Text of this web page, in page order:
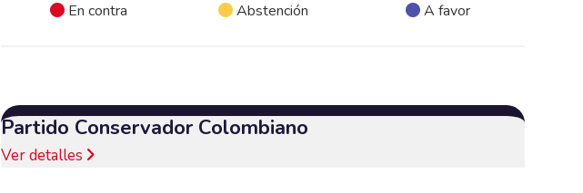
En contra Abstención A favor
Partido Conservador Colombiano
Ver detalles